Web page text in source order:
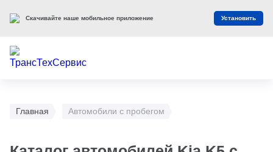
Главная Автомобили с пробегом
Скачивайте наше мобильное приложение Установить